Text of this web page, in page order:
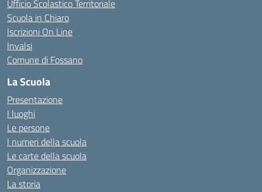
Ufficio Scolastico Territoriale
Scuola in Chiaro
Iscrizioni On Line
Invalsi
Comune di Fossano
La Scuola
Presentazione
I luoghi
Le persone
I numeri della scuola
Le carte della scuola
Organizzazione
La storia